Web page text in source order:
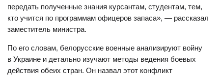
передать полученные знания курсантам, студентам, тем,
кто учится по программам офицеров запаса», — рассказал
заместитель министра.
По его словам, белорусские военные анализируют войну
в Украине и детально изучают методы ведения боевых
действия обеих стран. Он назвал этот конфликт